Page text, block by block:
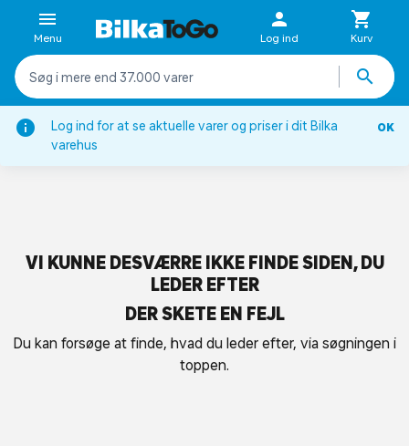
Log ind for at se aktuelle varer og priser i dit Bilka
varehus
OK
Menu Log ind Kurv
VI KUNNE DESVÆRRE IKKE FINDE SIDEN, DU
LEDER EFTER
DER SKETE EN FEJL
Du kan forsøge at finde, hvad du leder efter, via søgningen i
toppen.